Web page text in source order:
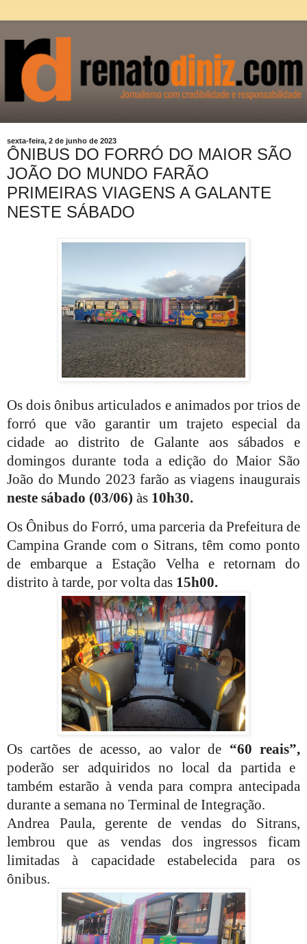
sexta-feira, 2 de junho de 2023
ÔNIBUS DO FORRÓ DO MAIOR SÃO
JOÃO DO MUNDO FARÃO
PRIMEIRAS VIAGENS A GALANTE
NESTE SÁBADO
Os dois ônibus articulados e animados por trios de
forró que vão garantir um trajeto especial da
cidade ao distrito de Galante aos sábados e
domingos durante toda a edição do Maior São
João do Mundo 2023 farão as viagens inaugurais
neste sábado (03/06) às 10h30.
Os Ônibus do Forró, uma parceria da Prefeitura de
Campina Grande com o Sitrans, têm como ponto
de embarque a Estação Velha e retornam do
distrito à tarde, por volta das 15h00.
Os cartões de acesso, ao valor de “60 reais”,
poderão ser adquiridos no local da partida e
também estarão à venda para compra antecipada
durante a semana no Terminal de Integração.
Andrea Paula, gerente de vendas do Sitrans,
lembrou que as vendas dos ingressos ficam
limitadas à capacidade estabelecida para os
ônibus.